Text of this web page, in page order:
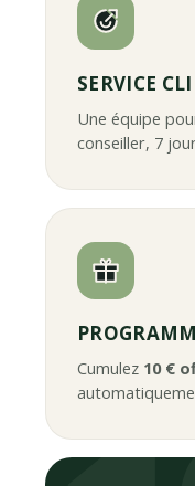
SERVICE
Une équipe
conseiller, 7
Cumulez 10 €